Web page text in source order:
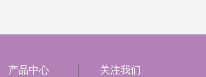
产品中心 关注我们